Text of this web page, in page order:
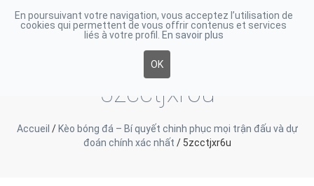
Toggle
5zcctjxr6u
Accueil / Kèo bóng đá – Bí quyết chinh phục mọi trận đấu và dự
đoán chính xác nhất / 5zcctjxr6u
En poursuivant votre navigation, vous acceptez l’utilisation de
cookies qui permettent de vous offrir contenus et services
liés à votre profil.
En savoir plus
OK